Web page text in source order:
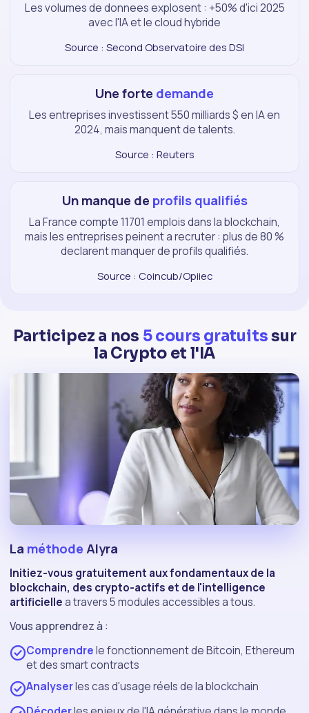
Les volumes de donnees explosent : +50% d'ici 2025
avec l'IA et le cloud hybride
Source : Second Observatoire des DSI
Une forte demande
Les entreprises investissent 550 milliards $ en IA en
2024, mais manquent de talents.
Source : Reuters
Un manque de profils qualifiés
La France compte 11701 emplois dans la blockchain,
mais les entreprises peinent a recruter : plus de 80 %
declarent manquer de profils qualifiés.
Source : Coincub/Opiiec
Participez a nos 5 cours gratuitssur
la Crypto et l'IA
La méthodeAlyra
Initiez-vous gratuitement aux fondamentaux de la
blockchain, des crypto-actifs et de l'intelligence
artificiellea travers 5 modules accessibles a tous.
Vous apprendrez à :
Comprendrele fonctionnement de Bitcoin, Ethereum
et des smart contracts
Analyserles cas d'usage réels de la blockchain